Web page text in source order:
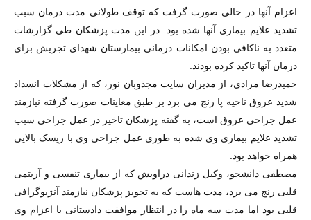
اعزام آنها در حالی صورت گرفت که توقف طولانی مدت درمان سبب
تشدید علایم بیماری آنها شده بود. در این مدت پزشکان طی گزارشات
متعدد به ناکافی بودن امکانات درمانی بیمارستان شهدای تجریش برای
درمان آنها تاکید کرده بودند.
حمیدرضا مرادی، از مدیران سایت مجذوبان نور، که از مشکلات انسداد
شدید عروق ناحیه پا رنج می برد بر طبق معاینات صورت گرفته نیازمند
عمل جراحی عروق است، به گفته پزشکان تاخیر در عمل جراحی سبب
تشدید علایم بیماری وی شده به طوری عمل جراحی وی با ریسک بالایی
همراه خواهد بود.
مصطفی دانشجو، وکیل زندانی دراویش که از بیماری تنفسی و آریتمی
قلبی رنج می برد، مدت هاست که به تجویز پزشکان نیازمند آنژیوگرافی
قلبی بود اما مدت سه ماه را در انتظار موافقت دادستانی با اعزام وی